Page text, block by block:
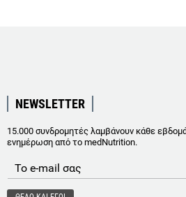
NEWSLETTER
15.000 συνδρομητές λαμβάνουν κάθε
ενημέρωση από το medNutrition.